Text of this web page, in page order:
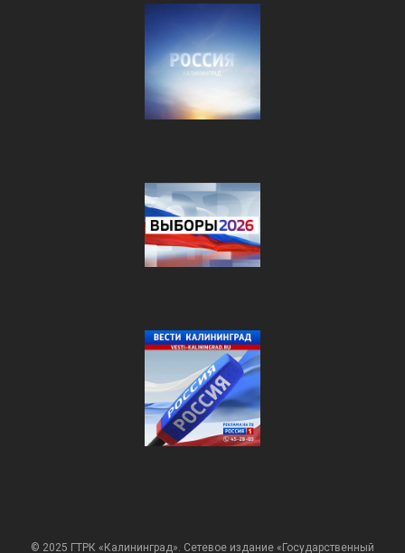
© 2025 ГТРК «Калининград». Сетевое издание «Государственный